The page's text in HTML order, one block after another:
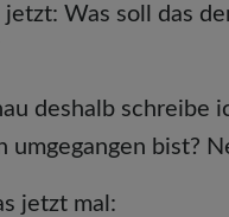
Was soll das
deshalb
umgegangen bist?
jetzt mal: